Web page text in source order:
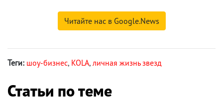
Читайте нас в Google.News
Теги: шоу-бизнес, KOLA, личная жизнь звезд
Статьи по теме